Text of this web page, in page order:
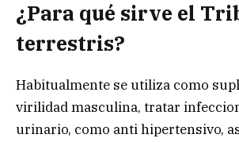
¿Para qué sirve el
terrestris?
Habitualmente se utiliza como
virilidad masculina, tratar
urinario, como anti hipertensivo,